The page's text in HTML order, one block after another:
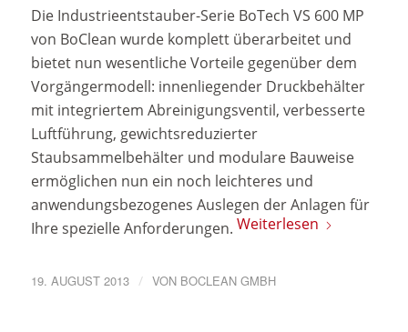
Die Industrieentstauber-Serie BoTech VS 600 MP
von BoClean wurde komplett überarbeitet und
bietet nun wesentliche Vorteile gegenüber dem
Vorgängermodell: innenliegender Druckbehälter
mit integriertem Abreinigungsventil, verbesserte
Luftführung, gewichtsreduzierter
Staubsammelbehälter und modulare Bauweise
ermöglichen nun ein noch leichteres und
anwendungsbezogenes Auslegen der Anlagen für
Ihre spezielle Anforderungen. Weiterlesen
19. AUGUST 2013 / VON BOCLEAN GMBH